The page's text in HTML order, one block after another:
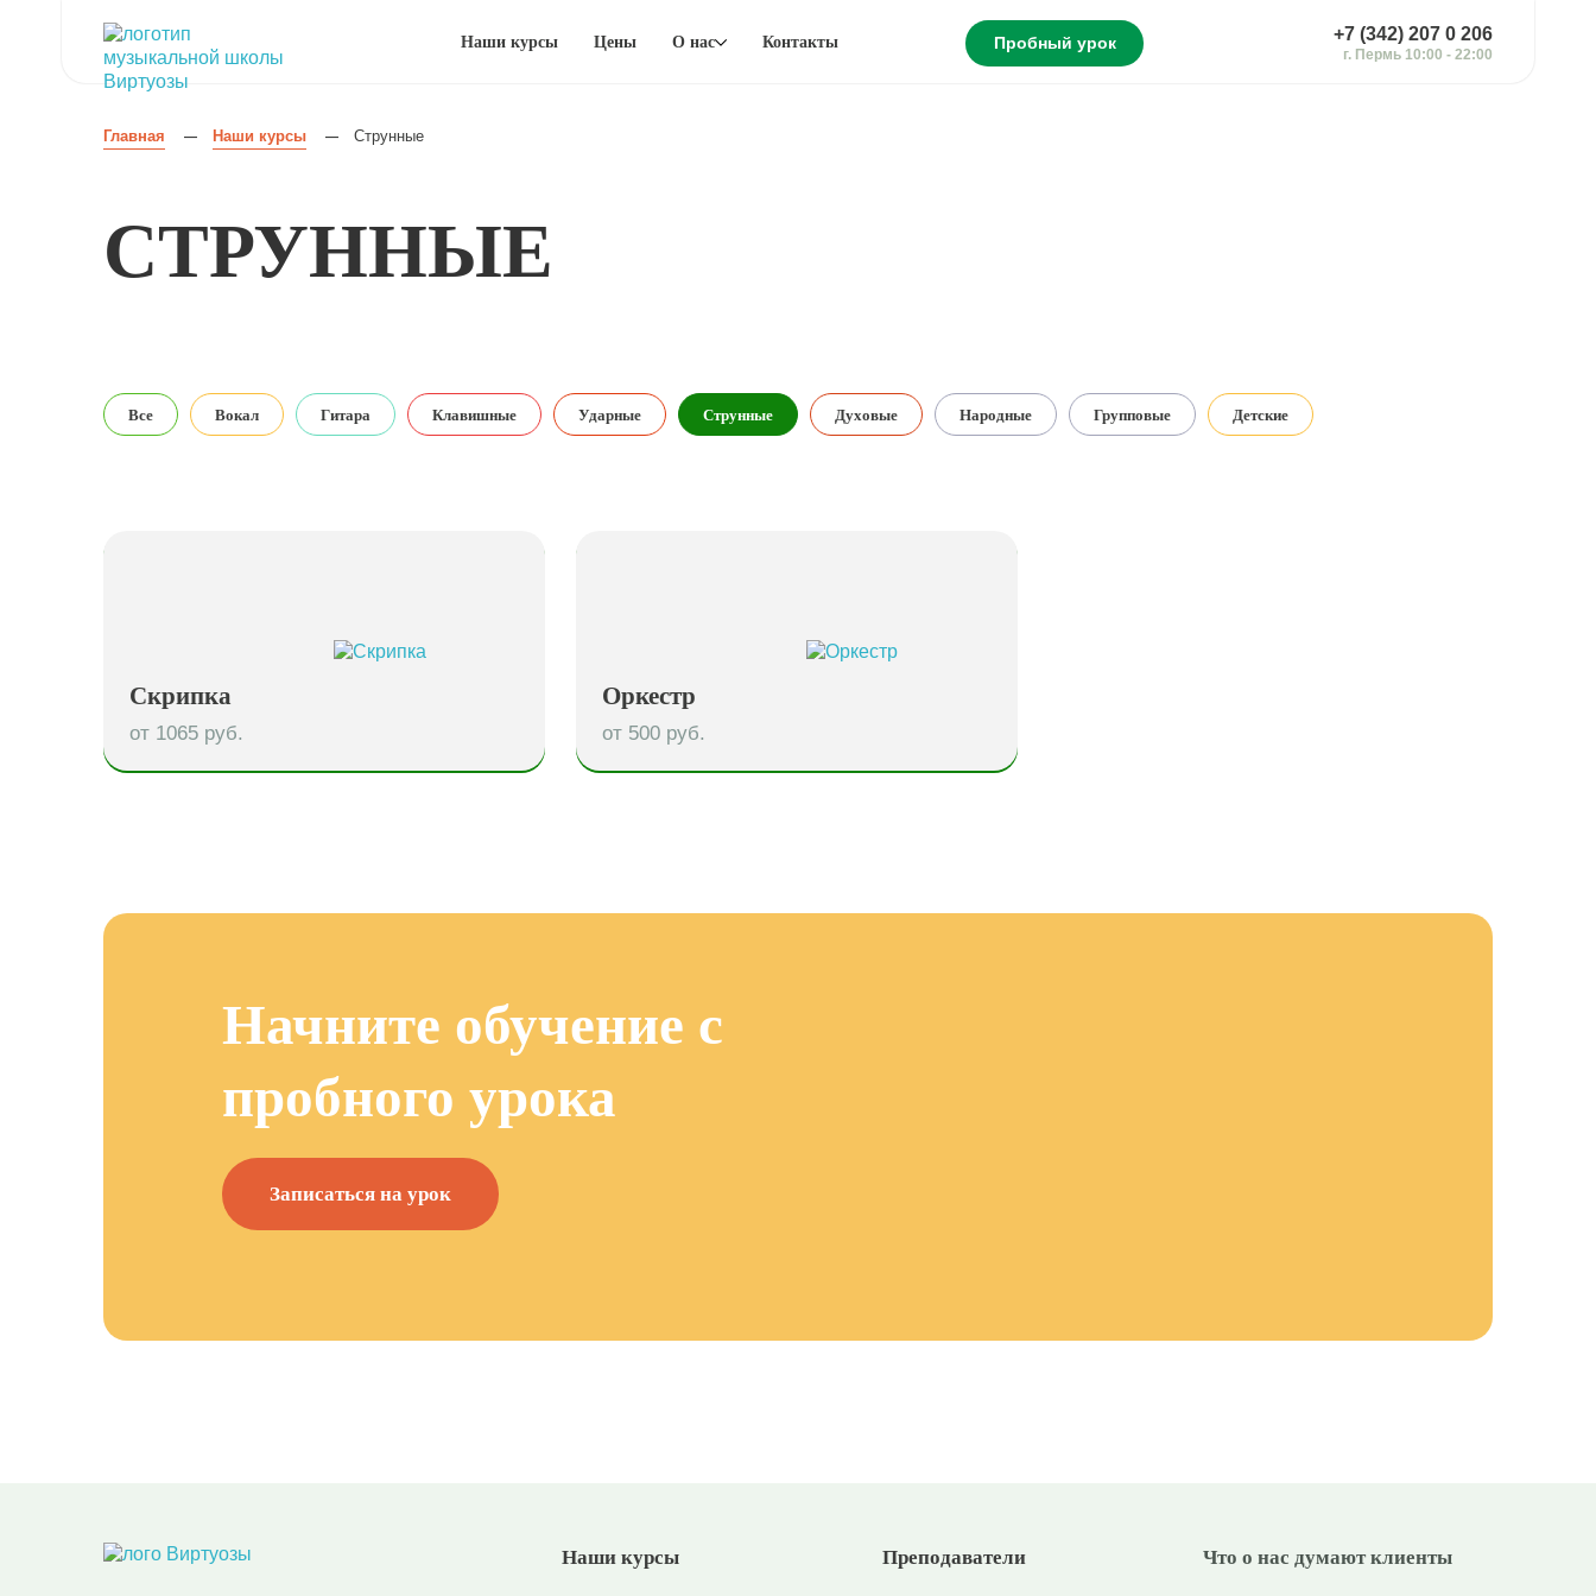
Наши курсы Цены О нас Контакты Пробный урок +7 (342) 207 0 206
г. Пермь 10:00 - 22:00
Главная — Наши курсы — Струнные
СТРУННЫЕ
Все Вокал Гитара Клавишные Ударные Струнные Духовые Народные Групповые Детские
Скрипка
от 1065 руб.
Оркестр
от 500 руб.
Начните обучение с
пробного урока
Записаться на урок
Наши курсы Преподаватели Что о нас думают клиенты